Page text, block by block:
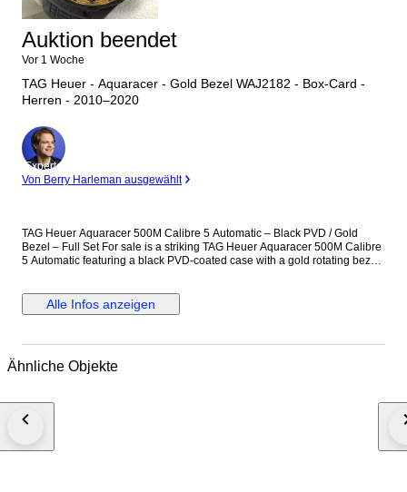
Auktion beendet
Vor 1 Woche
TAG Heuer - Aquaracer - Gold Bezel WAJ2182 - Box-Card -
Herren - 2010–2020
Experte
Von Berry Harleman ausgewählt
TAG Heuer Aquaracer 500M Calibre 5 Automatic – Black PVD / Gold
Bezel – Full Set For sale is a striking TAG Heuer Aquaracer 500M Calibre
5 Automatic featuring a black PVD-coated case with a gold rotating bezel.
rotating bezel Dial: Black with date window (cyclops lens) Water
Resistance: 500 meters / 1660 feet Crystal: Sapphire Strap: Black rubber
crown. The crown is original. Water resistance has not been tested. There
overall condition with normal signs of wear. Please review the photos
testing machine and manually. All watches that we listed work properly
can be adjusted timekeeping for +- 1 min, in a day in addition we cant
Alle Infos anzeigen
Ähnliche Objekte